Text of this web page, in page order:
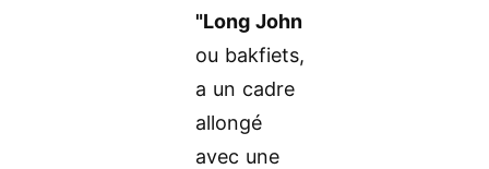
"Long John
ou bakfiets,
a un cadre
allongé
avec une